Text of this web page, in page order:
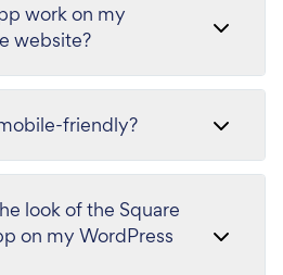
work on my
website?
friendly?
look of the Square
on my WordPress